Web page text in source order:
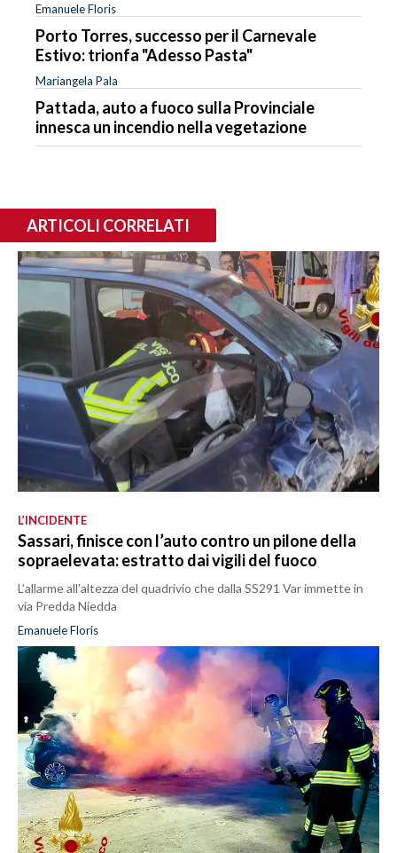
Emanuele Floris
Porto Torres, successo per il Carnevale
Estivo: trionfa "Adesso Pasta"
Mariangela Pala
Pattada, auto a fuoco sulla Provinciale
innesca un incendio nella vegetazione
ARTICOLI CORRELATI
L’INCIDENTE
Sassari, finisce con l’auto contro un pilone della
sopraelevata: estratto dai vigili del fuoco
L’allarme all’altezza del quadrivio che dalla SS291 Var immette in
via Predda Niedda
Emanuele Floris